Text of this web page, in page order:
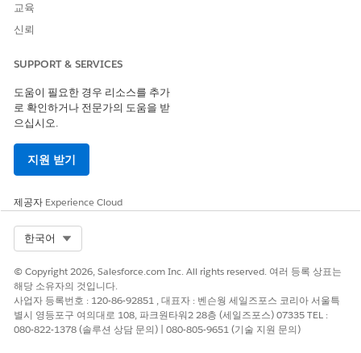
예
교육
신뢰
SUPPORT & SERVICES
도움이 필요한 경우 리소스를 추가
로 확인하거나 전문가의 도움을 받
으십시오.
지원 받기
제공자 Experience Cloud
한국어
© Copyright 2026, Salesforce.com Inc. All rights reserved. 여러 등록 상표는
해당 소유자의 것입니다.
사업자 등록번호 : 120-86-92851 , 대표자 : 벤슨웡 세일즈포스 코리아 서울특
별시 영등포구 여의대로 108, 파크원타워2 28층 (세일즈포스) 07335 TEL :
080-822-1378 (솔루션 상담 문의) | 080-805-9651 (기술 지원 문의)